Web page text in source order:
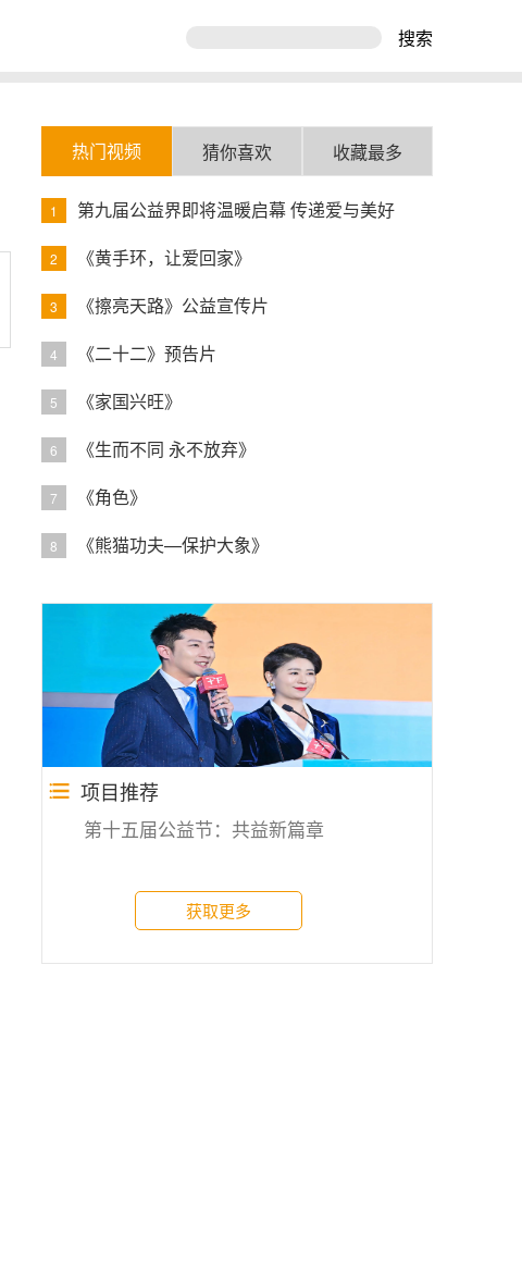
搜索
热门视频 猜你喜欢 收藏最多
1 第九届公益界即将温暖启幕 传递爱与美好
2 《黄手环，让爱回家》
3 《擦亮天路》公益宣传片
4 《二十二》预告片
5 《家国兴旺》
6 《生而不同 永不放弃》
7 《角色》
8 《熊猫功夫—保护大象》
项目推荐
第十五届公益节：共益新篇章
获取更多